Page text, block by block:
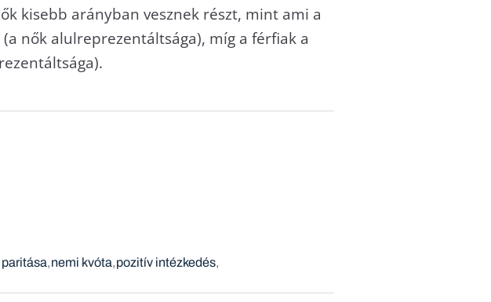
kisebb arányban vesznek részt, mint ami a
nők alulreprezentáltsága), míg a férfiak a
nemi kvóta pozitív intézkedés